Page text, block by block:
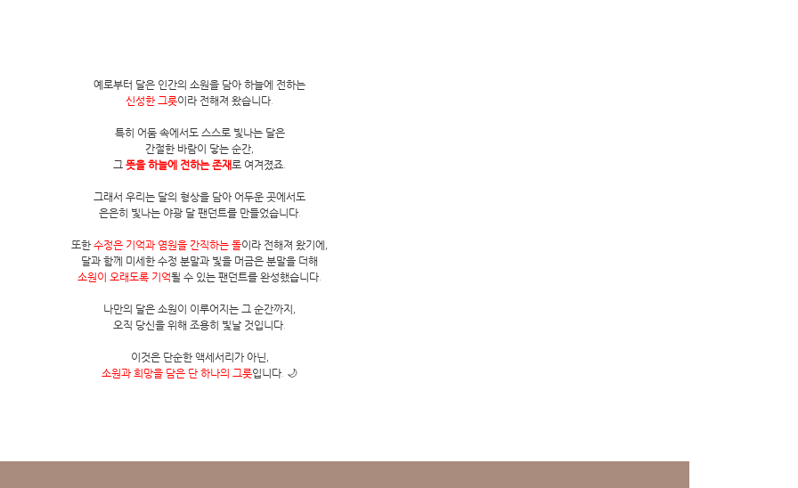
예로부터 달은 인간의 소원을 담아 하늘에 전하는
신성한 그릇이라 전해져 왔습니다.
특히 어둠 속에서도 스스로 빛나는 달은
간절한 바람이 닿는 순간,
그 뜻을 하늘에 전하는 존재로 여겨졌죠.
그래서 우리는 달의 형상을 담아 어두운 곳에서도
은은히 빛나는 야광 달 팬던트를 만들었습니다.
또한 수정은 기억과 염원을 간직하는 돌이라 전해져 왔기에,
달과 함께 미세한 수정 분말과 빛을 머금은 분말을 더해
소원이 오래도록 기억될 수 있는 팬던트를 완성했습니다.
나만의 달은 소원이 이루어지는 그 순간까지,
오직 당신을 위해 조용히 빛날 것입니다.
이것은 단순한 액세서리가 아닌,
소원과 희망을 담은 단 하나의 그릇입니다. 🌙